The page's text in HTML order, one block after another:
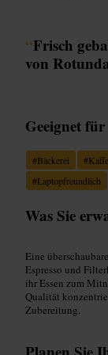
“Frisch
von
Geeignet für
#Bäckerei #
#Laptopfreundlich
Was Sie
Eine
Espresso und
ihr Essen zum
Qualität
Zubereitung.